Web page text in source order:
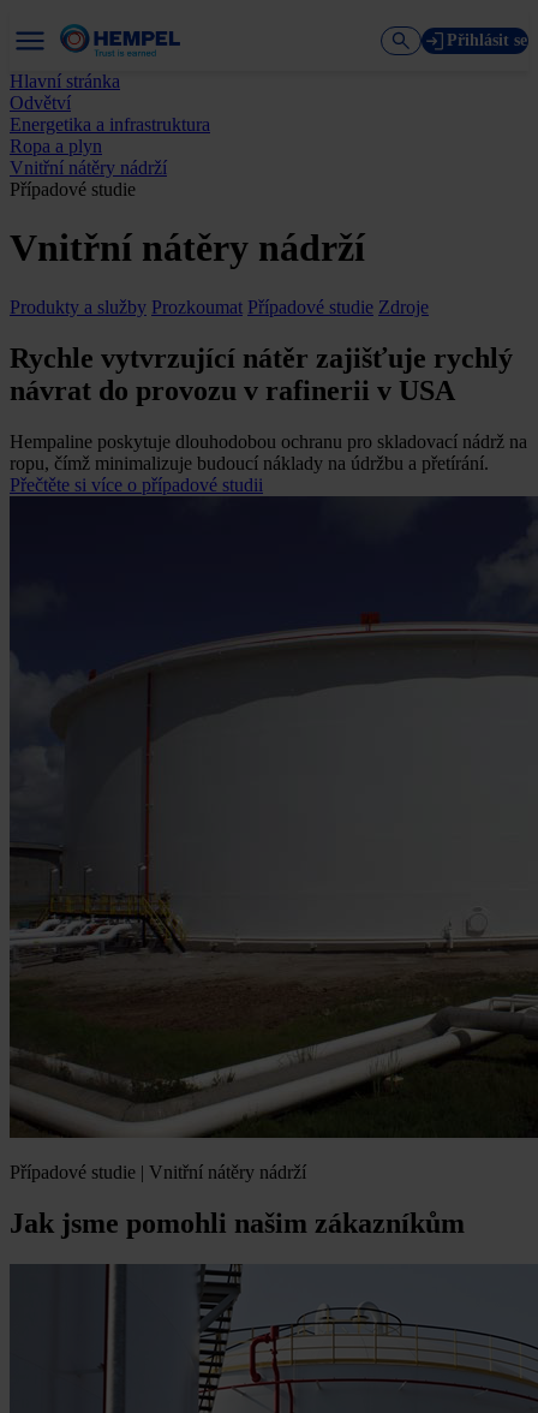
Přihlásit se
Hlavní stránka
Odvětví
Energetika a infrastruktura
Ropa a plyn
Vnitřní nátěry nádrží
Případové studie
Vnitřní nátěry nádrží
Produkty a služby Prozkoumat Případové studie Zdroje
Rychle vytvrzující nátěr zajišťuje rychlý
návrat do provozu v rafinerii v USA
Hempaline poskytuje dlouhodobou ochranu pro skladovací nádrž na
ropu, čímž minimalizuje budoucí náklady na údržbu a přetírání.
Přečtěte si více o případové studii
Případové studie | Vnitřní nátěry nádrží
Jak jsme pomohli našim zákazníkům